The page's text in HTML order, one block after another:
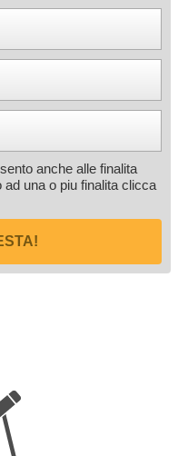
anche alle finalita
una o piu finalita clicca